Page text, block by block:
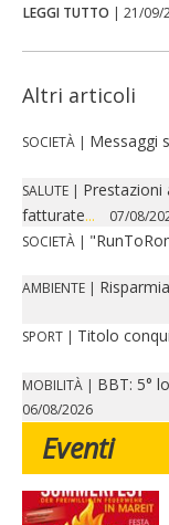
LEGGI TUTTO | 21/09/
Altri articoli
SOCIETÀ | Messaggi
SALUTE | Prestazioni
fatturate... 07/08/
SOCIETÀ |
AMBIENTE |
SPORT | Titolo
MOBILITÀ | BBT: 5°
06/08/2026
Eventi